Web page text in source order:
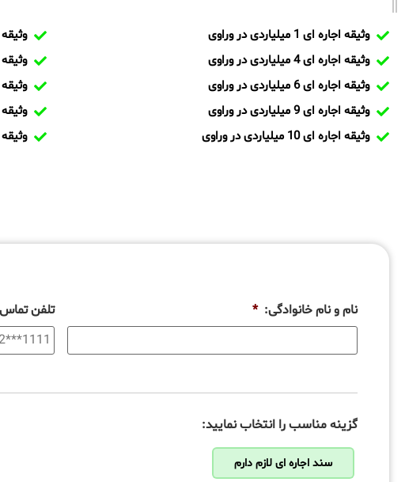
وثیقه اجاره ای 1 میلیاردی در وراوی
وثیقه اجاره ای 4 میلیاردی در وراوی
وثیقه اجاره ای 6 میلیاردی در وراوی
وثیقه اجاره ای 9 میلیاردی در وراوی
وثیقه اجاره ای 10 میلیاردی در وراوی
وثیقه اجاره
وثیقه اجاره
وثیقه اجاره
وثیقه اجاره
وثیقه اجاره
نام و نام خانوادگی: * تلفن
گزینه مناسب را انتخاب نمایید:
سند اجاره ای لازم دارم